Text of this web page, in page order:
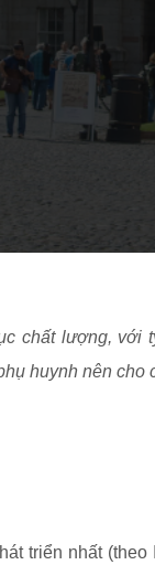
chất lượng, với
huynh nên cho
triển nhất